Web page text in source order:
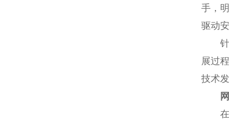
手，
驱动
针对
展过
技术
网
在座